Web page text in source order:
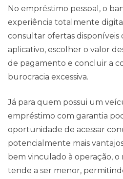
No empréstimo pessoal, o
experiência totalmente
consultar ofertas
aplicativo, escolher o valor
de pagamento e concluir a
burocracia excessiva.
Já para quem possui um
empréstimo com garantia
oportunidade de acessar
potencialmente mais
bem vinculado à operação, o
tende a ser menor,